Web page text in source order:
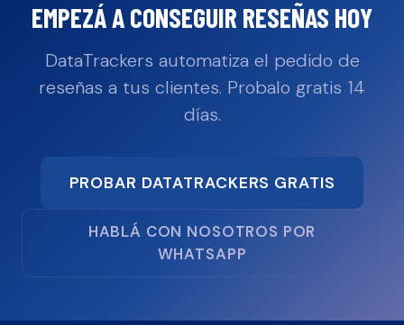
EMPEZÁ A CONSEGUIR RESEÑAS HOY
DataTrackers automatiza el pedido de
reseñas a tus clientes. Probalo gratis 14
días.
PROBAR DATATRACKERS GRATIS
HABLÁ CON NOSOTROS POR
WHATSAPP